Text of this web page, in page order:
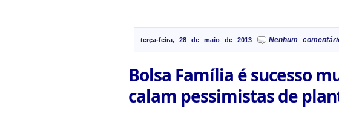
terça-feira, 28 de maio de 2013 Nenhum
Bolsa Família é sucesso
calam pessimistas de